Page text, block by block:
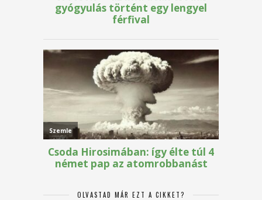
OLVASTAD MÁR EZT A CIKKET?